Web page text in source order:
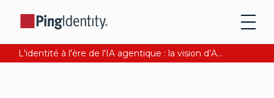
L'identité à l'ère de l'IA agentique : la vision d’Andre Durand sur la confiance numérique